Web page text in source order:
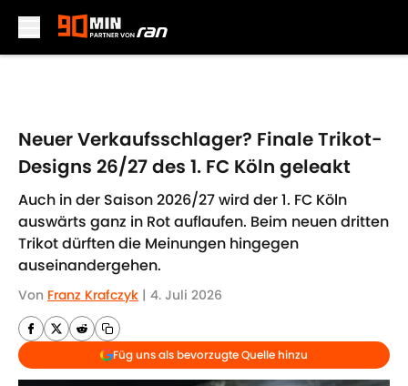
Neuer Verkaufsschlager? Finale Trikot-
Designs 26/27 des 1. FC Köln geleakt
Auch in der Saison 2026/27 wird der 1. FC Köln
auswärts ganz in Rot auflaufen. Beim neuen dritten
Trikot dürften die Meinungen hingegen
auseinandergehen.
Von Franz Krafczyk | 4. Juli 2026
Füg uns als bevorzugte Quelle hinzu